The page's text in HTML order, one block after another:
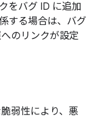
をバグ ID に追加
する場合は、バグ
のリンクが設定
弱性により、悪